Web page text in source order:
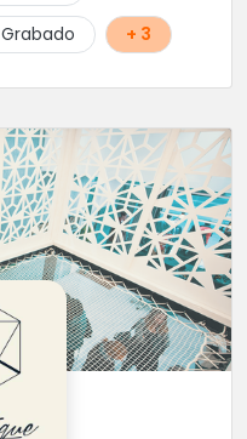
Grabado + 3